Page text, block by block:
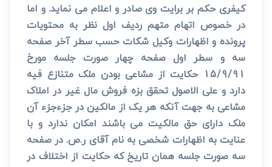
کیفری حکم بر برایت وی صادر و اعلام می نماید. و اما
در خصوص اتهام متهم ردیف اول نظر به محتویات
پرونده و اظهارات وکیل شکات حسب سطر آخر صفحه
سه و سطر اول صفحه چهار صورت جلسه مورخ
15/9/91 حکایت از مشاعی بودن ملک متنازع فیه
دارد و علی الاصول تحقق بزه فروش مال غیر در املاک
مشاعی به جهت آنکه هر یک از مالکین در جزءجزء آن
ملک دارای حق مالکیت می باشند امکان ندارد و با
عنایت به اظهارات شخصی به نام آقای ر.ص. در صفحه
سه صورت جلسه همان تاریخ که حکایت از اختلاف در